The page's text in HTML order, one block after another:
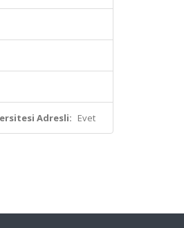
Adresli: Evet